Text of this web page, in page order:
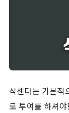
삭센다는 기본적
로 투여를 하셔